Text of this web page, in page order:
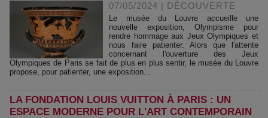
07/05/2024 | DÉCOUVERTE
Le musée du Louvre accueille une
nouvelle exposition, Olympisme pour
rendre hommage aux Jeux Olympiques et
nous faire patienter. Alors que l'attente
concernant l'ouverture des Jeux
Olympiques de Paris se fait de plus en plus sentir, le musée du Louvre
propose, pour patienter, une exposition...
LA FONDATION LOUIS VUITTON À PARIS : UN
ESPACE MODERNE POUR L'ART CONTEMPORAIN